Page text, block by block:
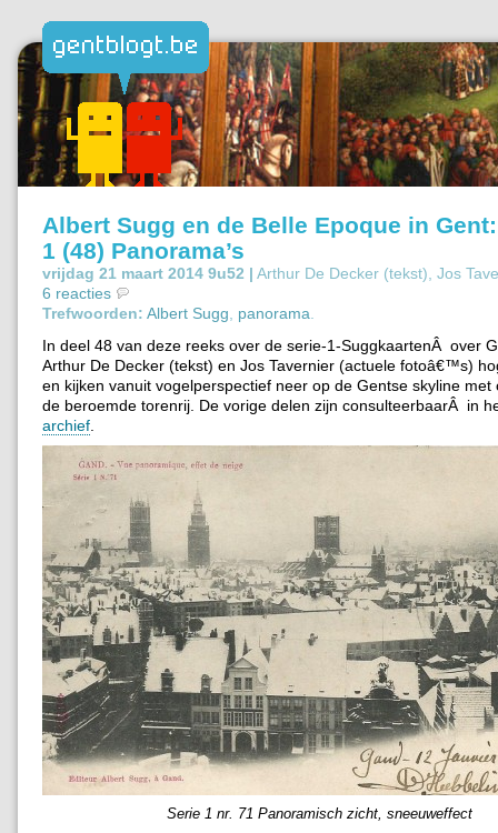
Albert Sugg en de Belle Epoque in
1 (48) Panorama’s
vrijdag 21 maart 2014 9u52 | Arthur De Decker (tekst), Jos
6 reacties
Trefwoorden: Albert Sugg panorama
In deel 48 van deze reeks over de serie-1-SuggkaartenÂ over
Arthur De Decker (tekst) en Jos Tavernier (actuele fotoâ€™s)
en kijken vanuit vogelperspectief neer op de Gentse skyline met
de beroemde torenrij. De vorige delen zijn consulteerbaarÂ in
archief
Serie 1 nr. 71 Panoramisch zicht, sneeuweffect